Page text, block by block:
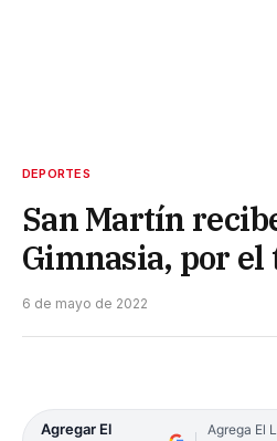
DEPORTES
San Martín
Gimnasia, por el
6 de mayo de 2022
Agregar El
Agrega El